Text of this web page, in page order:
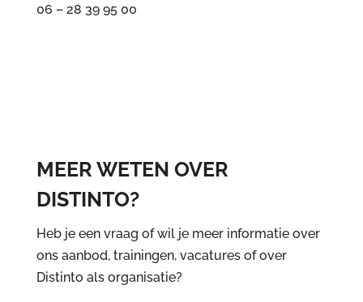
06 – 28 39 95 00
MEER WETEN OVER
DISTINTO?
Heb je een vraag of wil je meer informatie over
ons aanbod, trainingen, vacatures of over
Distinto als organisatie?